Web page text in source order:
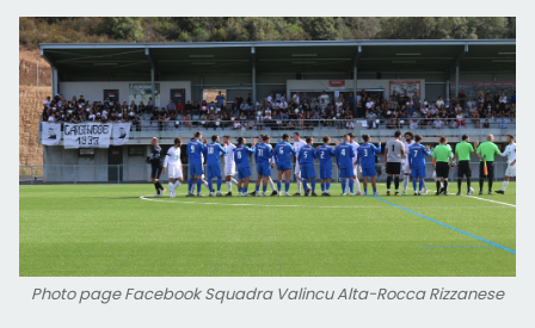
Photo page Facebook Squadra Valincu Alta-Rocca Rizzanese